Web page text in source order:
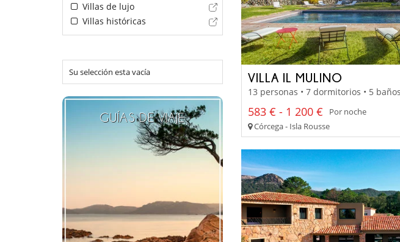
Villas de lujo
Villas históricas
Su selección esta vacía
GUÍAS DE VIAJE
VILLA IL MULINO
13 personas • 7 dormitorios • 5 baños
583 € - 1 200 €
Por noche
Córcega - Isla Rousse